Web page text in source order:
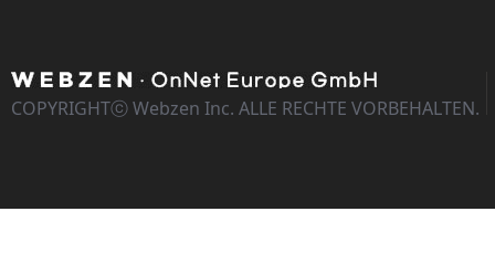
COPYRIGHTⓒ Webzen Inc. ALLE RECHTE VORBEHALTEN.